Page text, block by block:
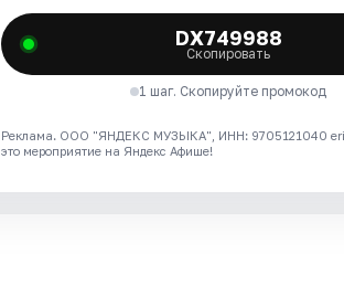
DX749988
Скопировать
1 шаг. Скопируйте промокод
Реклама. ООО "ЯНДЕКС МУЗЫКА", ИНН: 9705121040
это мероприятие на Яндекс Афише!